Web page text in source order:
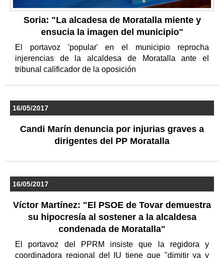
Soria: "La alcadesa de Moratalla miente y
ensucia la imagen del municipio"
El portavoz 'popular' en el municipio reprocha
injerencias de la alcaldesa de Moratalla ante el
tribunal calificador de la oposición
16/05/2017
Candi Marín denuncia por injurias graves a
dirigentes del PP Moratalla
16/05/2017
Víctor Martínez: "El PSOE de Tovar demuestra
su hipocresía al sostener a la alcaldesa
condenada de Moratalla"
El portavoz del PPRM insiste que la regidora y
coordinadora regional del IU tiene que "dimitir ya y